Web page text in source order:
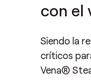
con el
Siendo la
críticos
Vena®